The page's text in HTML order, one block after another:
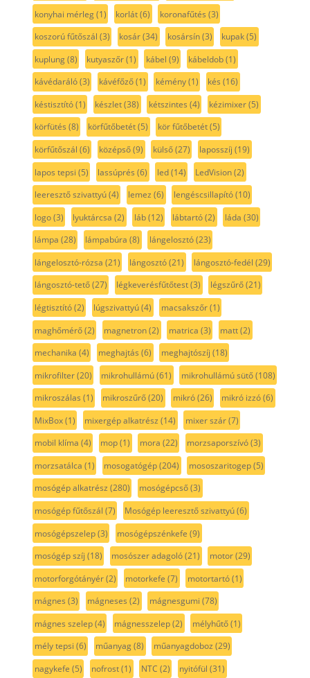
konyhai mérleg(1) korlát(6) koronafűtés (3)
koszorú fűtőszál (3) kosár(34) kosársín(3) kupak(5)
kuplung(8) kutyaszőr(1) kábel (9) kábeldob(1)
kávédaráló(3) kávéfőző(1) kémény(1) kés (16)
késtisztító(1) készlet(38) kétszintes (4) kézimixer(5)
körfütés (8) körfűtőbetét(5) kör fűtőbetét(5)
körfűtőszál (6) középső(9) külső(27) laposszíj (19)
lapos tepsi (5) lassúprés (6) led(14) LedVision(2)
leeresztő szivattyú(4) lemez (6) lengéscsillapító(10)
logo(3) lyuktárcsa (2) láb(12) lábtartó(2) láda (30)
lámpa (28) lámpabúra (8) lángelosztó(23)
lángelosztó-rózsa (21) lángosztó(21) lángosztó-fedél (29)
lángosztó-tető(27) légkeverésfűtőtest(3) légszűrő(21)
légtisztító(2) lúgszivattyú(4) macsakszőr(1)
maghőmérő(2) magnetron(2) matrica (3) matt(2)
mechanika (4) meghajtás (6) meghajtószíj (18)
mikrofilter(20) mikrohullámú(61) mikrohullámú sütő(108)
mikroszálas (1) mikroszűrő(20) mikró(26) mikró izzó(6)
MixBox(1) mixergép alkatrész (14) mixer szár(7)
mobil klíma (4) mop(1) mora (22) morzsaporszívó(3)
morzsatálca (1) mosogatógép(204) mososzaritogep(5)
mosógép alkatrész (280) mosógépcső(3)
mosógép fűtőszál (7) Mosógép leeresztő szivattyú(6)
mosógépszelep(3) mosógépszénkefe (9)
mosógép szíj (18) mosószer adagoló(21) motor(29)
motorforgótányér(2) motorkefe (7) motortartó(1)
mágnes (3) mágneses (2) mágnesgumi (78)
mágnes szelep(4) mágnesszelep(2) mélyhűtő(1)
mély tepsi (6) műanyag(8) műanyagdoboz (29)
nagykefe (5) nofrost(1) NTC (2) nyitófül (31)